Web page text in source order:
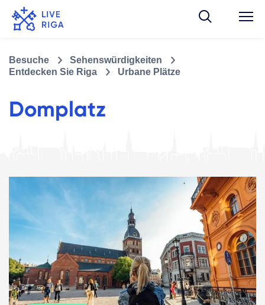
Besuche
Sehenswürdigkeiten
Entdecken Sie Riga
Urbane Plätze
Domplatz